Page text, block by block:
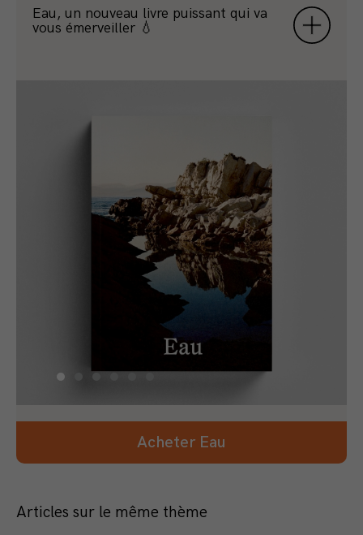
Eau, un nouveau livre puissant qui va
vous émerveiller 💧
Acheter Eau
Articles sur le même thème